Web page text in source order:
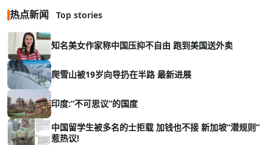
热点新闻 Top stories
知名美女作家称中国压抑不自由 跑到美国送外卖
爬雪山被19岁向导扔在半路 最新进展
印度:“不可思议”的国度
中国留学生被多名的士拒载 加钱也不接 新加坡“潜规则”
惹热议!